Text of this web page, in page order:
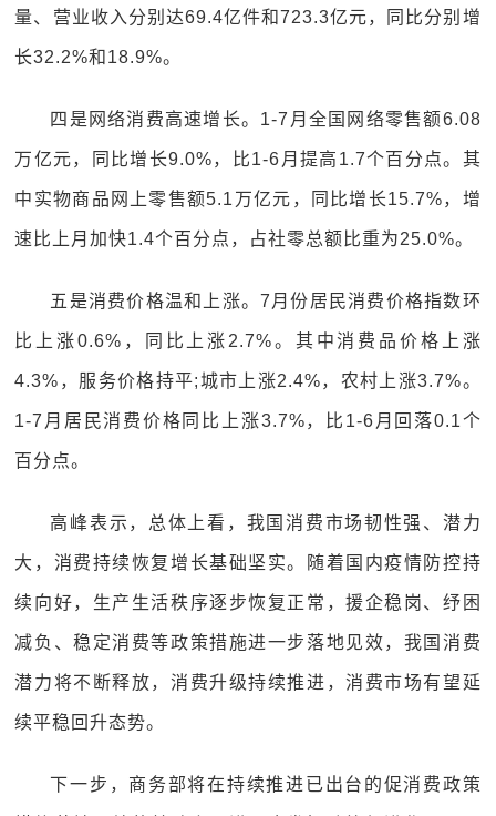
量、营业收入分别达69.4亿件和723.3亿元，同比分别增
长32.2%和18.9%。
四是网络消费高速增长。1-7月全国网络零售额6.08
万亿元，同比增长9.0%，比1-6月提高1.7个百分点。其
中实物商品网上零售额5.1万亿元，同比增长15.7%，增
速比上月加快1.4个百分点，占社零总额比重为25.0%。
五是消费价格温和上涨。7月份居民消费价格指数环
比上涨0.6%，同比上涨2.7%。其中消费品价格上涨
4.3%，服务价格持平;城市上涨2.4%，农村上涨3.7%。
1-7月居民消费价格同比上涨3.7%，比1-6月回落0.1个
百分点。
高峰表示，总体上看，我国消费市场韧性强、潜力
大，消费持续恢复增长基础坚实。随着国内疫情防控持
续向好，生产生活秩序逐步恢复正常，援企稳岗、纾困
减负、稳定消费等政策措施进一步落地见效，我国消费
潜力将不断释放，消费升级持续推进，消费市场有望延
续平稳回升态势。
下一步，商务部将在持续推进已出台的促消费政策